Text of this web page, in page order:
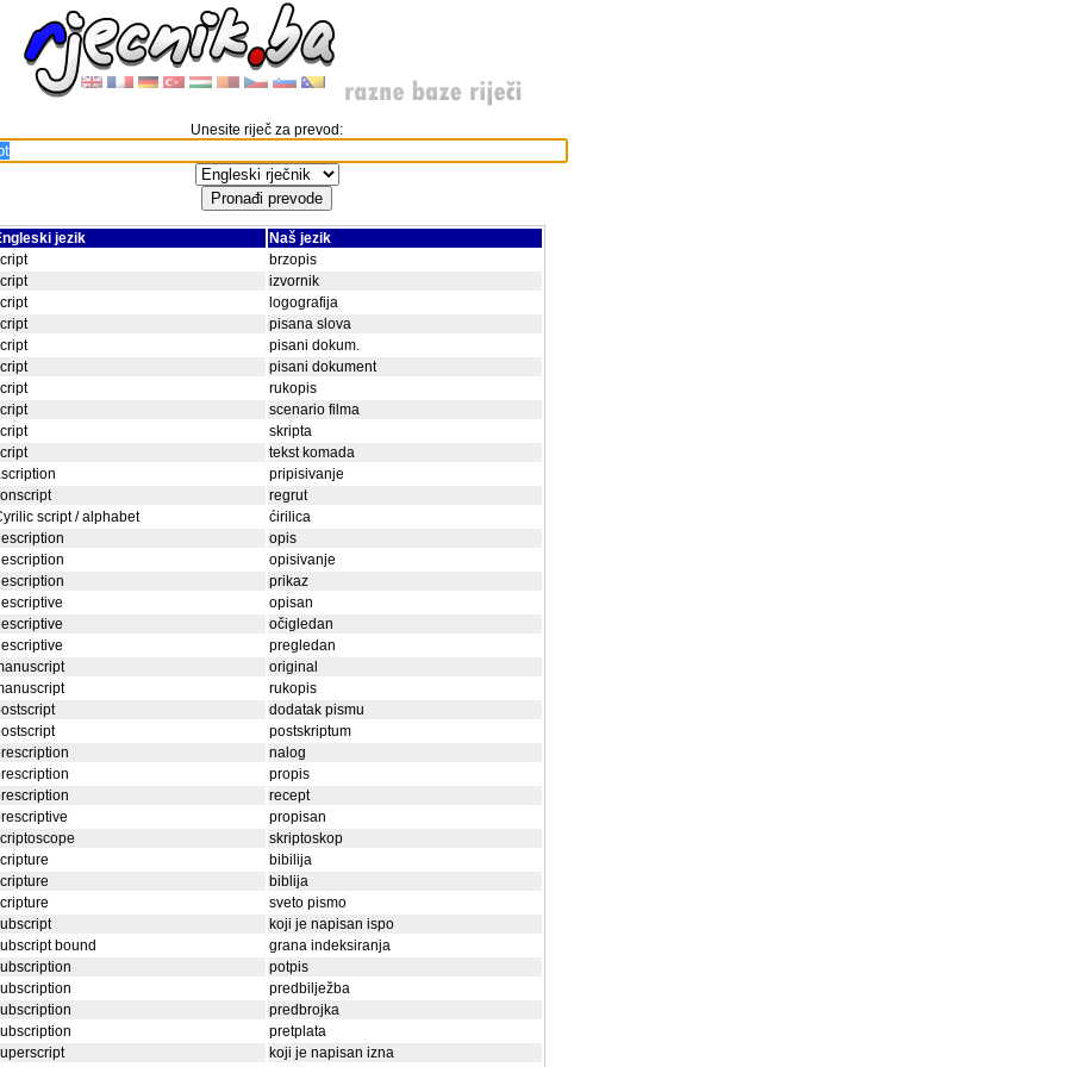
Unesite riječ za prevod:
jezik
Naš jezik
brzopis
izvornik
logografija
pisana slova
pisani dokum.
pisani dokument
rukopis
scenario filma
skripta
tekst komada
pripisivanje
regrut
script / alphabet
ćirilica
opis
opisivanje
prikaz
opisan
očigledan
pregledan
original
rukopis
dodatak pismu
postskriptum
nalog
propis
recept
propisan
skriptoskop
bibilija
biblija
sveto pismo
koji je napisan ispo
bound
grana indeksiranja
potpis
predbilježba
predbrojka
pretplata
koji je napisan izna